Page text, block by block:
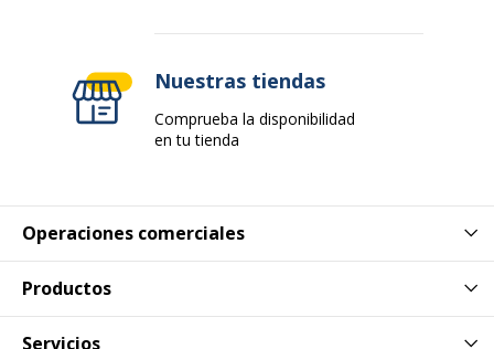
Operaciones comerciales
Productos
Servicios
Nuestras tiendas
Comprueba la disponibilidad
en tu tienda